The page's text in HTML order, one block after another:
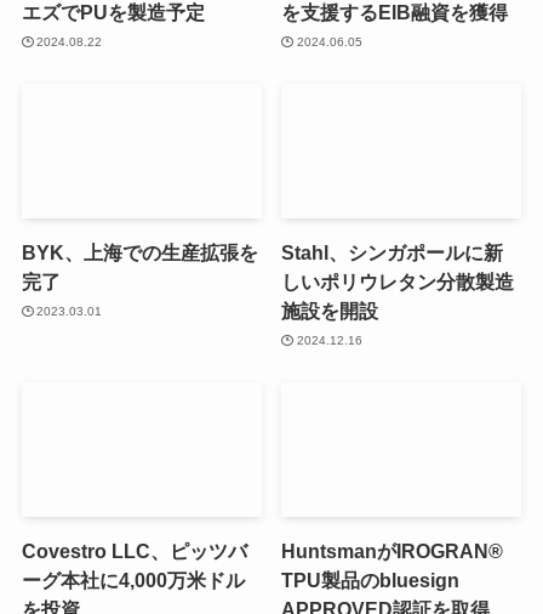
エズでPUを製造予定
2024.08.22
を支援するEIB融資を獲得
2024.06.05
BYK、上海での生産拡張を
完了
2023.03.01
Stahl、シンガポールに新
しいポリウレタン分散製造
施設を開設
2024.12.16
Covestro LLC、ピッツバ
ーグ本社に4,000万米ドル
HuntsmanがIROGRAN®
TPU製品のbluesign